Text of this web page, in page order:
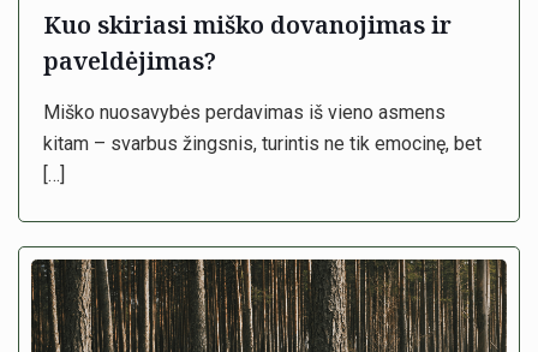
Kuo skiriasi miško dovanojimas ir
paveldėjimas?
Miško nuosavybės perdavimas iš vieno asmens
kitam – svarbus žingsnis, turintis ne tik emocinę, bet
[…]